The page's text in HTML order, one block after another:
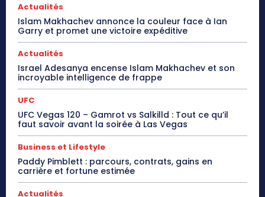
Actualités
Islam Makhachev annonce la couleur face à Ian
Garry et promet une victoire expéditive
Actualités
Israel Adesanya encense Islam Makhachev et son
incroyable intelligence de frappe
UFC
UFC Vegas 120 – Gamrot vs Salkilld : Tout ce qu’il
faut savoir avant la soirée à Las Vegas
Business et Lifestyle
Paddy Pimblett : parcours, contrats, gains en
carrière et fortune estimée
Actualités